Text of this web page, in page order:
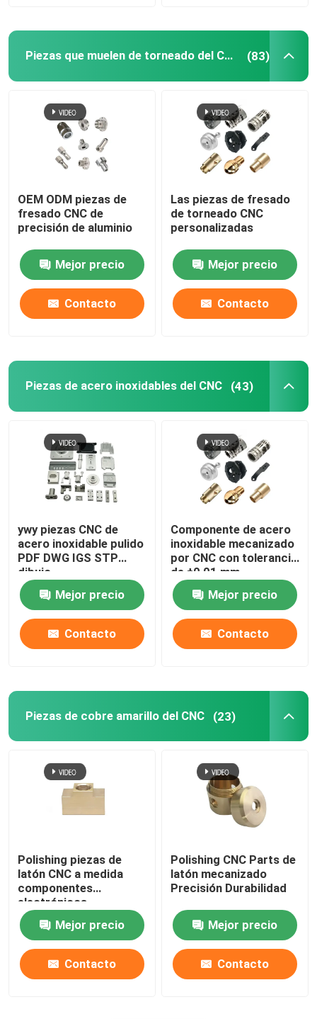
Piezas que muelen de torneado del CNC (83)
OEM ODM piezas de
fresado CNC de
precisión de aluminio
Mejor precio
Contacto
Las piezas de fresado
de torneado CNC
personalizadas
Mejor precio
Contacto
Piezas de acero inoxidables del CNC (43)
ywy piezas CNC de
acero inoxidable pulido
PDF DWG IGS STP
dibujo
Mejor precio
Contacto
Componente de acero
inoxidable mecanizado
por CNC con tolerancia
de ±0,01 mm
Mejor precio
Contacto
Piezas de cobre amarillo del CNC (23)
Polishing piezas de
latón CNC a medida
componentes
electrónicos
Mejor precio
Contacto
Polishing CNC Parts de
latón mecanizado
Precisión Durabilidad
Mejor precio
Contacto